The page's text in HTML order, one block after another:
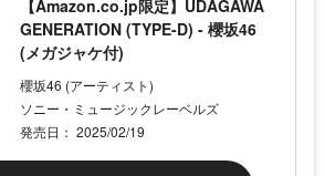
【Amazon.co.jp限定】UDAGAWA
GENERATION (TYPE-D) - 櫻坂46
(メガジャケ付)
櫻坂46 (アーティスト)
ソニー・ミュージックレーベルズ
発売日： 2025/02/19